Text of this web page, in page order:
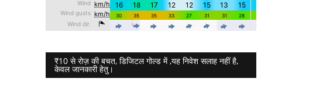
₹10 से रोज़ की बचत, डिजिटल गोल्ड में ,यह निवेश सलाह नहीं है,
केवल जानकारी हेतु।